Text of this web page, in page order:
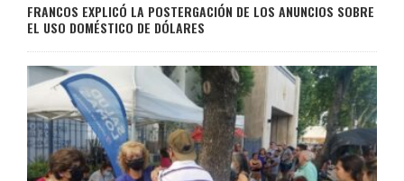
FRANCOS EXPLICÓ LA POSTERGACIÓN DE LOS ANUNCIOS SOBRE
EL USO DOMÉSTICO DE DÓLARES